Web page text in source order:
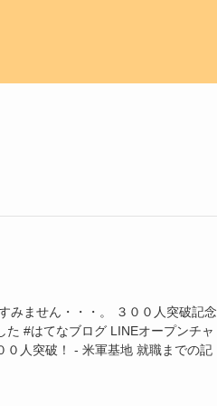
みません・・・。 ３００人突破記念
#はてなブログ LINEオープンチャ
０人突破！ - 米軍基地 就職までの記